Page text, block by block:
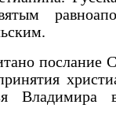
послание
Владимира